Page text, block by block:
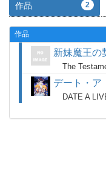
作品 2
作品
新妹魔王の
The
デート・ア
DATE A